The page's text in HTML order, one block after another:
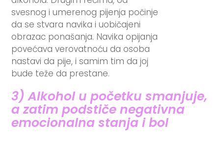
svesnog i umerenog pijenja počinje
da se stvara navika i uobičajeni
obrazac ponašanja. Navika opijanja
povećava verovatnoću da osoba
nastavi da pije, i samim tim da joj
bude teže da prestane.
3) Alkohol u početku smanjuje,
a zatim podstiče negativna
emocionalna stanja i bol